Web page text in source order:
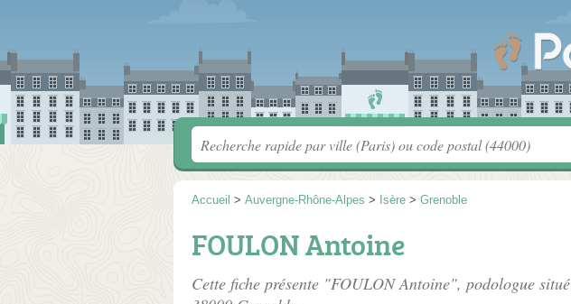
Accueil > Auvergne-Rhône-Alpes > Isère > Grenoble
FOULON Antoine
Cette fiche présente "FOULON Antoine", podologue situé